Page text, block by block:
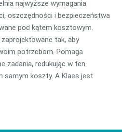
najwyższe wymagania
oszczędności i bezpieczeństwa
pod kątem kosztowym.
tak, aby
potrzebom. Pomaga
zadania, redukując w ten
samym koszty. A Klaes jest